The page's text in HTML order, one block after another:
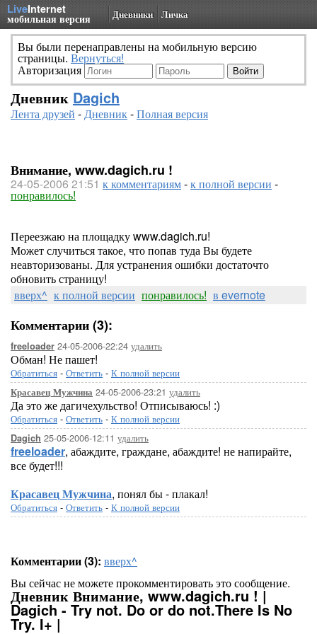
LiveInternet
мобильная версия Дневники Личка
Вы были перенаправлены на мобильную версию
страницы. Вернуться!
Авторизация
Дневник Dagich
Лента друзей -Дневник-Полная версия
Внимание, www.dagich.ru !
24-05-2006 21:51 к комментариям-к полной версии -
понравилось!
Переезжаю на площадку www.dagich.ru!
Может случиться такое, что попав туда Вы будете
неавторизованы. Для устранения ошибки достаточто
обновить страницу!
вверх^ к полной версии понравилось! в evernote
Комментарии (3):
freeloader 24-05-2006-22:24 удалить
Обман! Не пашет!
Обратиться - Ответить - К полной версии
Красавец Мужчина 24-05-2006-23:21 удалить
Да это же дагичехульство! Отписываюсь! :)
Обратиться - Ответить - К полной версии
Dagich 25-05-2006-12:11 удалить
freeloader, абаждите, граждане, абаждите! не напирайте,
все будет!!!
Красавец Мужчина, понял бы - плакал!
Обратиться - Ответить - К полной версии
Комментарии (3): вверх^
Вы сейчас не можете прокомментировать это сообщение.
Дневник Внимание, www.dagich.ru ! |
Dagich - Try not. Do or do not.There Is No
Try. I+ |